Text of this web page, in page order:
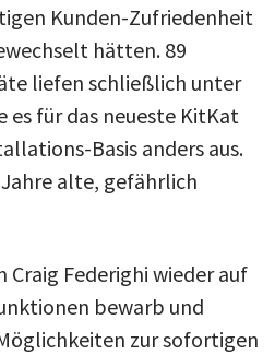
Kunden-Zufriedenheit
hätten. 89
liefen schließlich unter
es für das neueste KitKat
Basis anders aus.
alte, gefährlich
Craig Federighi wieder auf
bewarb und
zur sofortigen